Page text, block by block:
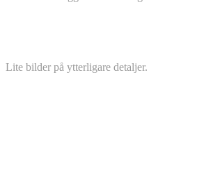
Lite bilder på ytterligare detaljer.